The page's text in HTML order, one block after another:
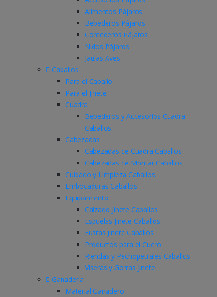
Alimentos Pájaros
Bebederos Pájaros
Comederos Pájaros
Nidos Pájaros
Jaulas Aves
Caballos
Para el Caballo
Para el Jinete
Cuadra
Bebederos y Accesorios Cuadra
Caballos
Cabezadas
Cabezadas de Cuadra Caballos
Cabezadas de Montar Caballos
Cuidado y Limpieza Caballos
Embocaduras Caballos
Equipamiento
Calzado Jinete Caballos
Espuelas Jinete Caballos
Fustas Jinete Caballos
Productos para el Cuero
Riendas y Pechopetrales Caballos
Viseras y Gorras Jinete
Ganadería
Material Ganadero